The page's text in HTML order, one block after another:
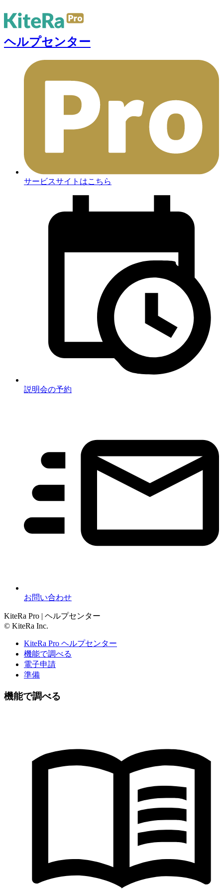
ヘルプセンター
サービスサイトはこちら
説明会の予約
お問い合わせ
KiteRa Pro | ヘルプセンター
© KiteRa Inc.
KiteRa Pro ヘルプセンター
機能で調べる
電子申請
準備
機能で調べる